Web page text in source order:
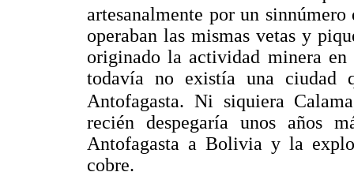
artesanalmente por un
operaban las mismas vetas y
originado la actividad minera en
todavía no existía una
Antofagasta. Ni siquiera
recién despegaría unos años
Antofagasta a Bolivia y la
cobre.